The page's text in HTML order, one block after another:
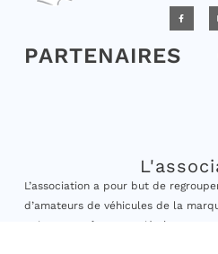
PARTENAIRES
L’association a pour but de
d’amateurs de véhicules de la
qui peuvent être associés à cette